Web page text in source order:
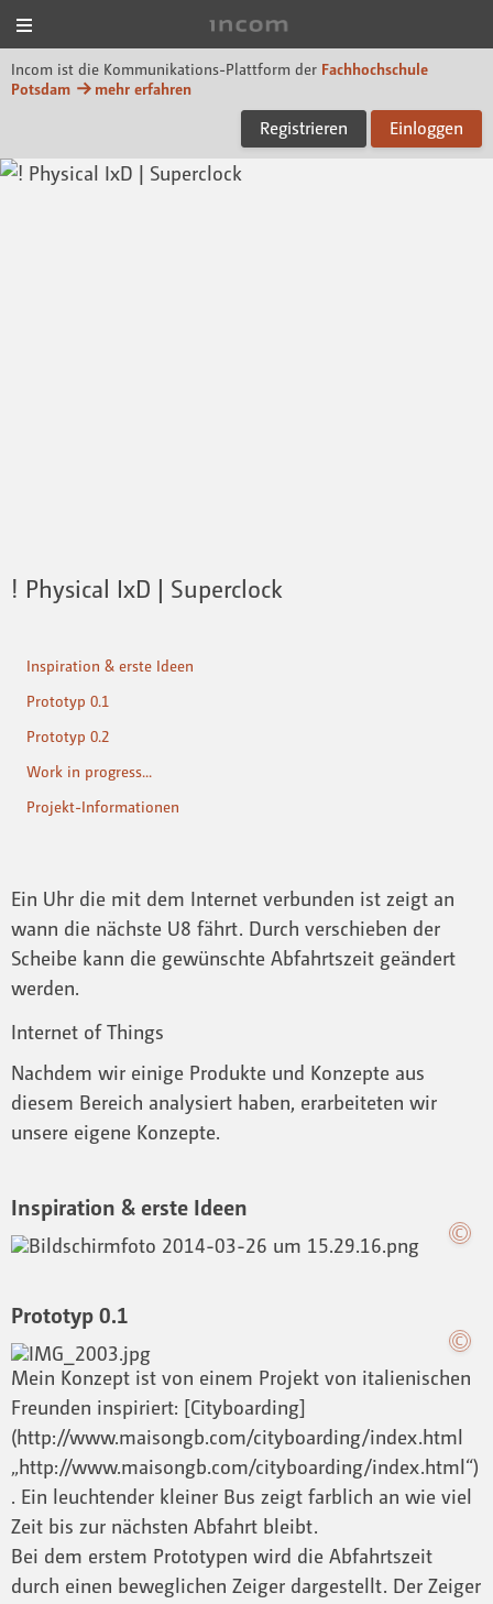
Incom ist die Kommunikations-Plattform der Fachhochschule
Potsdam
mehr erfahren
Registrieren Einloggen
! Physical IxD | Superclock
Inspiration & erste Ideen
Prototyp 0.1
Prototyp 0.2
Work in progress...
Projekt-Informationen
Ein Uhr die mit dem Internet verbunden ist zeigt an
wann die nächste U8 fährt. Durch verschieben der
Scheibe kann die gewünschte Abfahrtszeit geändert
werden.
Internet of Things
Nachdem wir einige Produkte und Konzepte aus
diesem Bereich analysiert haben, erarbeiteten wir
unsere eigene Konzepte.
Inspiration & erste Ideen
Prototyp 0.1
Mein Konzept ist von einem Projekt von italienischen
Freunden inspiriert: [Cityboarding]
(http://www.maisongb.com/cityboarding/index.html
„http://www.maisongb.com/cityboarding/index.html“)
. Ein leuchtender kleiner Bus zeigt farblich an wie viel
Zeit bis zur nächsten Abfahrt bleibt.
Bei dem erstem Prototypen wird die Abfahrtszeit
durch einen beweglichen Zeiger dargestellt. Der Zeiger